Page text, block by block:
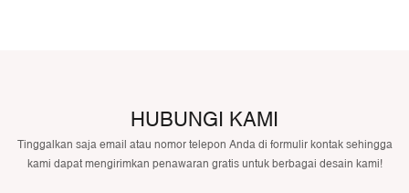
HUBUNGI KAMI
Tinggalkan saja email atau nomor telepon Anda di formulir kontak sehingga
kami dapat mengirimkan penawaran gratis untuk berbagai desain kami!